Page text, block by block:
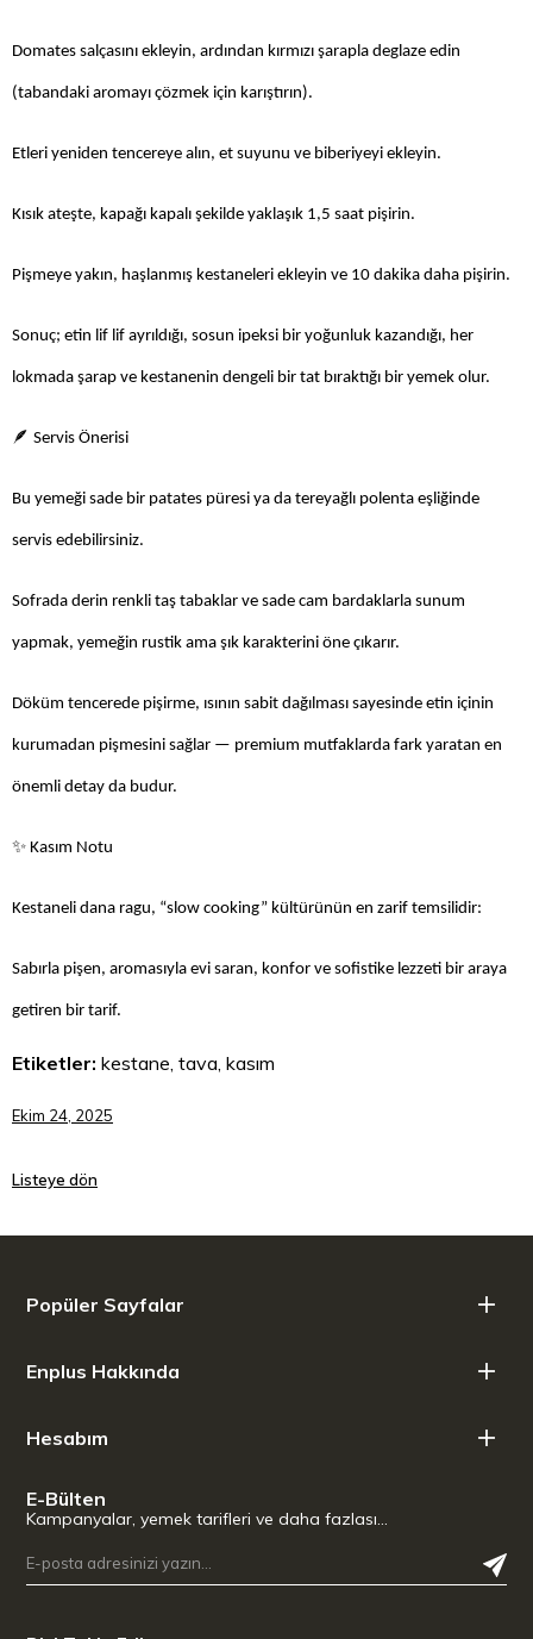
Domates salçasını ekleyin, ardından kırmızı şarapla deglaze edin
(tabandaki aromayı çözmek için karıştırın).
Etleri yeniden tencereye alın, et suyunu ve biberiyeyi ekleyin.
Kısık ateşte, kapağı kapalı şekilde yaklaşık 1,5 saat pişirin.
Pişmeye yakın, haşlanmış kestaneleri ekleyin ve 10 dakika daha pişirin.
Sonuç; etin lif lif ayrıldığı, sosun ipeksi bir yoğunluk kazandığı, her
lokmada şarap ve kestanenin dengeli bir tat bıraktığı bir yemek olur.
🪶 Servis Önerisi
Bu yemeği sade bir patates püresi ya da tereyağlı polenta eşliğinde
servis edebilirsiniz.
Sofrada derin renkli taş tabaklar ve sade cam bardaklarla sunum
yapmak, yemeğin rustik ama şık karakterini öne çıkarır.
Döküm tencerede pişirme, ısının sabit dağılması sayesinde etin içinin
kurumadan pişmesini sağlar — premium mutfaklarda fark yaratan en
önemli detay da budur.
✨ Kasım Notu
Kestaneli dana ragu, “slow cooking” kültürünün en zarif temsilidir:
Sabırla pişen, aromasıyla evi saran, konfor ve sofistike lezzeti bir araya
getiren bir tarif.
Etiketler: kestane, tava, kasım
Ekim 24, 2025
Listeye dön
Popüler Sayfalar
Enplus Hakkında
Hesabım
E-Bülten
Kampanyalar, yemek tarifleri ve daha fazlası…